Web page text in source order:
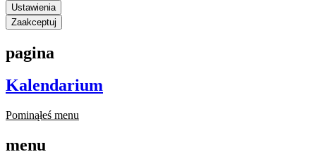
Ustawienia
Zaakceptuj
pagina
Kalendarium
Pominąłeś menu
menu